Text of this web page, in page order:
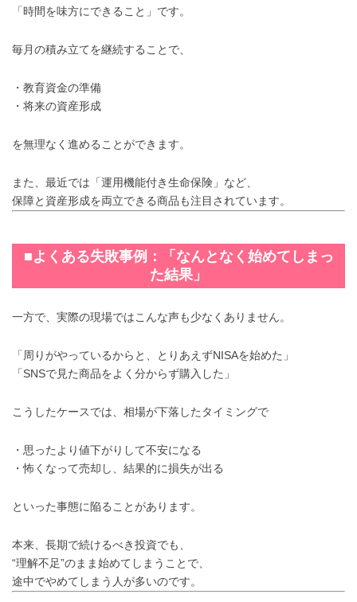
「時間を味方にできること」です。
毎月の積み立てを継続することで、
・教育資金の準備
・将来の資産形成
を無理なく進めることができます。
また、最近では「運用機能付き生命保険」など、
保障と資産形成を両立できる商品も注目されています。
■よくある失敗事例：「なんとなく始めてしまっ
た結果」
一方で、実際の現場ではこんな声も少なくありません。
「周りがやっているからと、とりあえずNISAを始めた」
「SNSで見た商品をよく分からず購入した」
こうしたケースでは、相場が下落したタイミングで
・思ったより値下がりして不安になる
・怖くなって売却し、結果的に損失が出る
といった事態に陥ることがあります。
本来、長期で続けるべき投資でも、
“理解不足”のまま始めてしまうことで、
途中でやめてしまう人が多いのです。